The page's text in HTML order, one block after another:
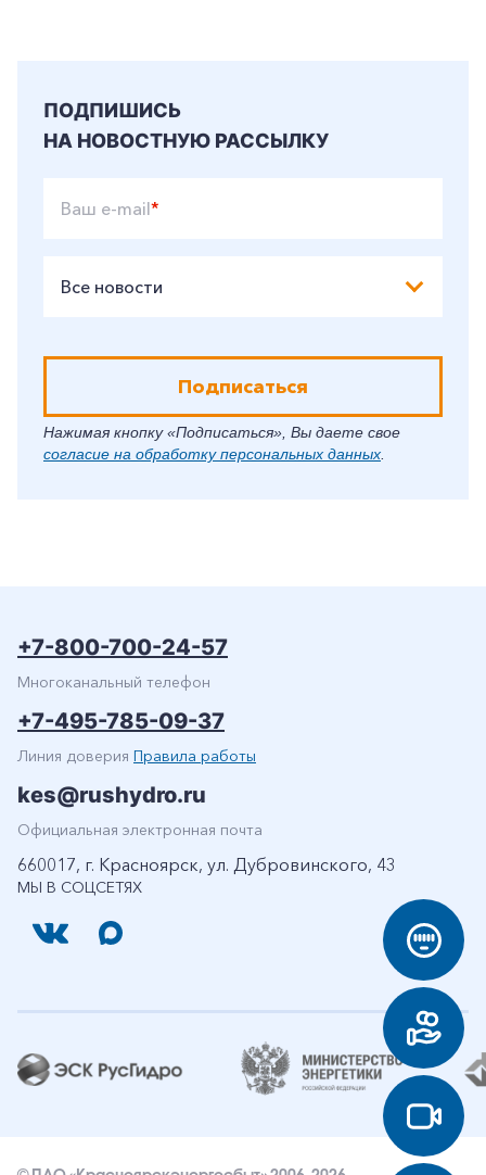
ПОДПИШИСЬ
НА НОВОСТНУЮ РАССЫЛКУ
Ваш e-mail*
Все новости
Подписаться
Нажимая кнопку «Подписаться», Вы даете свое
согласие на обработку персональных данных
МЫ В СОЦСЕТЯХ
+7-800-700-24-57
Многоканальный телефон
+7-495-785-09-37
Линия доверия Правила работы
kes@rushydro.ru
Официальная электронная почта
660017, г. Красноярск, ул. Дубровинского, 43